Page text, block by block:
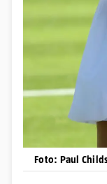
Foto: Paul